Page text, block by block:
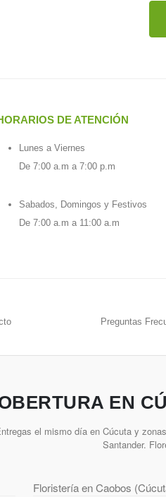
DE ATENCIÓN
Lunes a Viernes
De 7:00 a.m a 7:00 p.m
Sabados, Domingos y Festivos
De 7:00 a.m a 11:00 a.m
Preguntas
EN
el mismo día en Cúcuta y
Santander.
Floristería en Caobos